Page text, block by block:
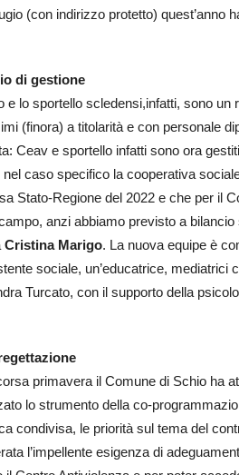
(con indirizzo protetto) quest’anno
di gestione
e lo sportello scledensi,infatti, sono un
(finora) a titolarità e con personale
Ceav e sportello infatti sono ora
nel caso specifico la cooperativa
Stato-Regione del 2022 e che per il
anzi abbiamo previsto a
Cristina Marigo. La nuova equipe è
sociale, un’educatrice,
Turcato, con il supporto della
primavera il Comune di Schio ha
lo strumento della co-
condivisa, le priorità sul tema del
l’impellente esigenza di